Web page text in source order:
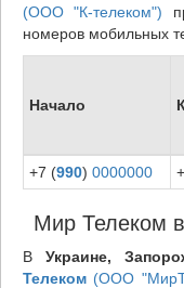
(ООО "К-телеком")
номеров мобильных
Начало
+7 (990) 0000000
Мир Телеком
В Украине,
Телеком(ООО